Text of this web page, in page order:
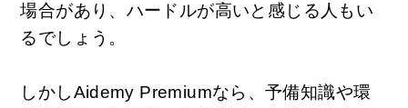
場合があり、ハードルが高いと感じる人もい
るでしょう。
しかしAidemy Premiumなら、予備知識や環